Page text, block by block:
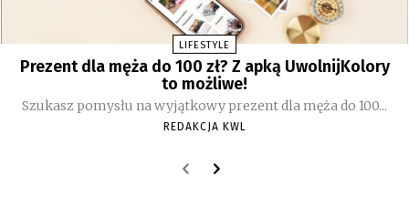
LIFESTYLE
Prezent dla męża do 100 zł? Z apką UwolnijKolory
to możliwe!
Szukasz pomysłu na wyjątkowy prezent dla męża do 100...
REDAKCJA KWL